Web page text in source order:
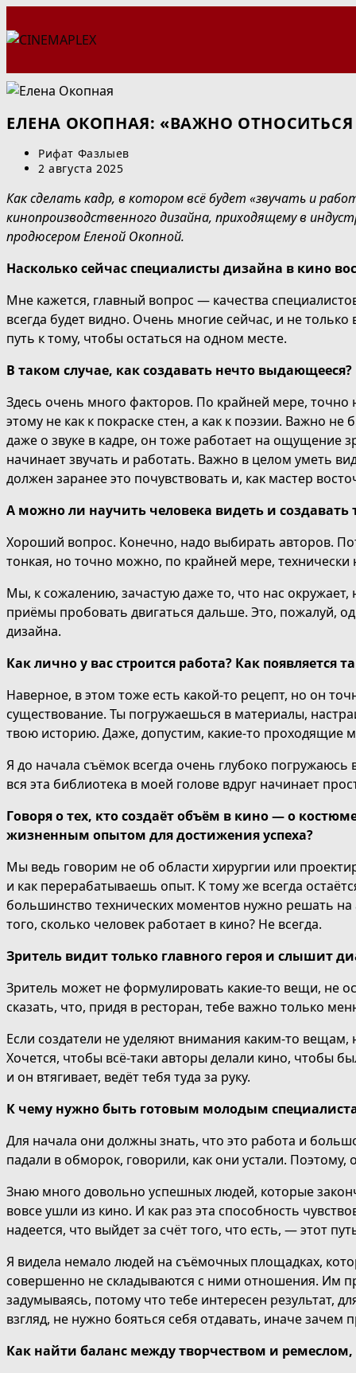
к
ЕЛЕНА ОКОПНАЯ: «ВАЖНО ОТНОСИТЬСЯ
Автор
записи:
Рифат Фазлыев
Запись
2 августа 2025
Как сделать кадр, в котором всё будет «звучать и
кинопроизводственного дизайна, приходящему в
продюсером Еленой Окопной.
Насколько сейчас специалисты дизайна в кино
Мне кажется, главный вопрос — качества
всегда будет видно. Очень многие сейчас, и не
путь ктому, чтобы остаться на одном месте.
В таком случае, как создавать нечто выдающееся?
Здесь очень много факторов. По крайней мере,
этому не как к покраске стен, а как к поэзии. Важно не
даже о звуке в кадре, он тоже работает на ощущение
начинает звучать и работать. Важно в целом уметь
должен заранее это почувствовать и, как мастер
А можно ли научить человека видеть и создавать
Хороший вопрос. Конечно, надо выбирать авторов.
тонкая, но точно можно, по крайней мере,
Мы, к сожалению, зачастую даже то, что нас
приёмы пробовать двигаться дальше. Это, пожалуй,
дизайна.
Как лично у вас строится работа? Как появляется
Наверное, в этом тоже есть какой-то рецепт, но он
существование. Ты погружаешься в материалы,
твою историю. Даже, допустим, какие-то проходящие
Я до начала съёмок всегда очень глубоко погружаюсь
вся эта библиотека в моей голове вдруг начинает
Говоря о тех, кто создаёт объём в кино — о
жизненным опытом для достижения успеха?
Мы ведь говорим не об области хирургии или
и как перерабатываешь опыт. К тому же всегда
большинство технических моментов нужно решать на
того, сколько человек работает в кино? Не всегда.
Зритель видит только главного героя и слышит
Зритель может не формулировать какие-то вещи, не
сказать, что, придя в ресторан, тебе важно только
Если создатели не уделяют внимания каким-то
Хочется, чтобы всё-таки авторы делали кино, чтобы
и он втягивает, ведёт тебя туда за руку.
К чему нужно быть готовым молодым
Для начала они должны знать, что это работа и
падали в обморок, говорили, как они устали. Поэтому,
Знаю много довольно успешных людей, которые
вовсе ушли из кино. И как раз эта способность
надеется, что выйдет за счёт того, что есть, — этот
Я видела немало людей на съёмочных площадках,
совершенно не складываются с ними отношения. Им
задумываясь, потому что тебе интересен результат,
взгляд, не нужно бояться себя отдавать, иначе зачем
Как найти баланс между творчеством и